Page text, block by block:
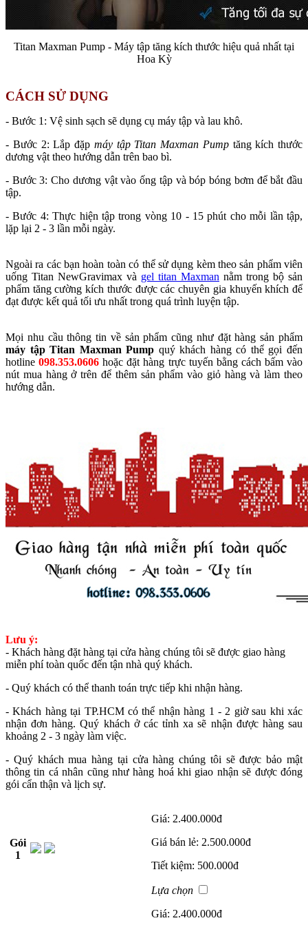
Titan Maxman Pump - Máy tập tăng kích thước hiệu quả nhất tại
Hoa Kỳ
CÁCH SỬ DỤNG
- Bước 1: Vệ sinh sạch sẽ dụng cụ máy tập và lau khô.
- Bước 2: Lắp đặp máy tập Titan Maxman Pumptăng kích thước
dương vật theo hướng dẫn trên bao bì.
- Bước 3: Cho dương vật vào ống tập và bóp bóng bơm để bắt đầu
tập.
- Bước 4: Thực hiện tập trong vòng 10 - 15 phút cho mỗi lần tập,
lặp lại 2 - 3 lần mỗi ngày.
Ngoài ra các bạn hoàn toàn có thể sử dụng kèm theo sản phẩm viên
uống Titan NewGravimax và gel titan Maxman nằm trong bộ sản
phẩm tăng cường kích thước được các chuyên gia khuyến khích để
đạt được kết quả tối ưu nhất trong quá trình luyện tập.
Mọi nhu cầu thông tin về sản phẩm cũng như đặt hàng sản phẩm
máy tập Titan Maxman Pump quý khách hàng có thể gọi đến
hotline098.353.0606 hoặc đặt hàng trực tuyến bằng cách bấm vào
nút mua hàng ở trên để thêm sản phẩm vào giỏ hàng và làm theo
hướng dẫn.
Lưu ý:
- Khách hàng đặt hàng tại cửa hàng chúng tôi sẽ được giao hàng
miễn phí toàn quốc đến tận nhà quý khách.
- Quý khách có thể thanh toán trực tiếp khi nhận hàng.
- Khách hàng tại TP.HCM có thể nhận hàng 1 - 2 giờ sau khi xác
nhận đơn hàng. Quý khách ở các tỉnh xa sẽ nhận được hàng sau
khoảng 2 - 3 ngày làm việc.
- Quý khách mua hàng tại cửa hàng chúng tôi sẽ được bảo mật
thông tin cá nhân cũng như hàng hoá khi giao nhận sẽ được đóng
gói cẩn thận và lịch sự.
Gói
1
Giá: 2.400.000đ
Giá bán lẻ: 2.500.000đ
Tiết kiệm: 500.000đ
Lựa chọn
Giá: 2.400.000đ